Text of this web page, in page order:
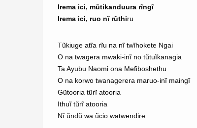
Irema ici, mũtikanduura rĩngĩ
Irema ici, ruo nĩ rũthiru
Tũkiuge atĩa rĩu na nĩ twĩhokete Ngai
O na twagera mwaki-inĩ no tũtuĩkanagia
Ta Ayubu Naomi ona Mefiboshethu
O na korwo twanagerera maruo-inĩ maingĩ
Gũtooria tũrĩ atooria
Ithuĩ tũrĩ atooria
Nĩ ũndũ wa ũcio watwendire